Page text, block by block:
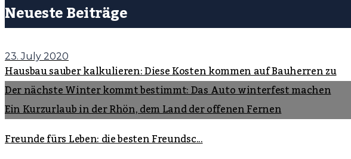
Neueste Beiträge
23. July 2020
Hausbau sauber kalkulieren: Diese Kosten kommen auf Bauherren zu
Der nächste Winter kommt bestimmt: Das Auto winterfest machen
Ein Kurzurlaub in der Rhön, dem Land der offenen Fernen
Freunde fürs Leben: die besten Freundsc...